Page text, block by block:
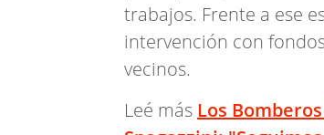
trabajos. Frente a ese
intervención con
vecinos.
Leé más Los